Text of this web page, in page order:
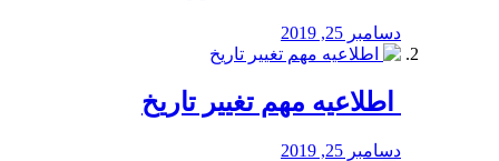
دسامبر 25, 2019
️ اطلاعیه مهم تغییر تاریخ
دسامبر 25, 2019